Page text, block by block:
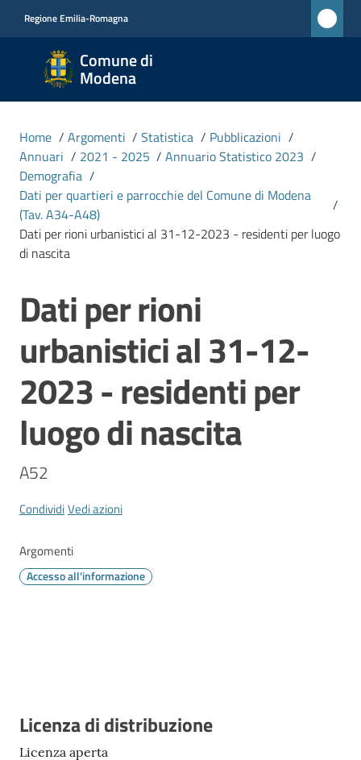
Regione Emilia-Romagna
Comune di
Modena
Comune
di
Modena
CIVICA
MONET
Amministrazione
Servizi
Vivere
Modena
Argomenti
Menu selezionato
Seguici
su
Home / Argomenti / Statistica / Pubblicazioni /
Annuari / 2021 - 2025 / Annuario Statistico 2023 /
Demografia /
Dati per quartieri e parrocchie del Comune di Modena
(Tav. A34-A48)
/
Dati per rioni urbanistici al 31-12-2023 - residenti per luogo
di nascita
Salta al contenuto
Dati per rioni
urbanistici al 31-12-
2023 - residenti per
luogo di nascita
A52
CondividiVedi azioni
Argomenti
Accesso all'informazione
Descrizione
Licenza di distribuzione
Licenza aperta